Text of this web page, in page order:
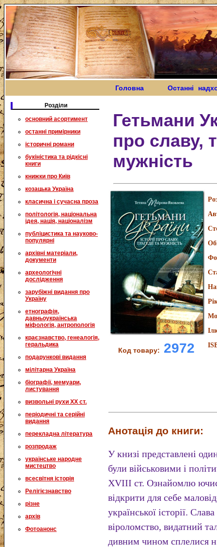
Головна Останні
Розділи
основний асортимент
останні примірники
історичні романи
букіністика та рідкісні
книги
книжки про Київ
козацька Україна
класична і сучасна проза
політологія, національна
ідея, нація, націоналізм
публіцистика та науково-
популярні
архівні матеріали,
документи
археологічні
дослідження
зарубіжні видання про
Україну
етнографія,
давньоукраїнська
міфологія, антропологія
краєзнавство, генеалогія,
геральдика
подарункові видання
мілітарна Україна
біографії, мемуари,
листування
визвольні рухи XX ст.
періодичні та серійні
видання
перекладна література
розпродаж
українське народне
мистецтво
всесвітня історія
Релігієзнавство
різне
архів
Фотоанонс
Гетьмани
про славу,
мужність
Код товару: 2972
Анотація до книги:
У книзі представлені
були військовими і
XVIII ст. Ознайомлю
відкрити для себе
української історії.
віроломство, видатний
дивним чином сплелися